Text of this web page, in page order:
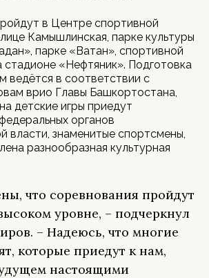
в Центре спортивной
Камышлинская, парке культуры
парке «Ватан», спортивной
«Нефтяник». Подготовка
ведётся в соответствии с
врио Главы Башкортостана,
детские игры приедут
органов
власти, знаменитые спортсмены,
разнообразная культурная
что соревнования пройдут
уровне, – подчеркнул
– Надеюсь, что многие
которые приедут к нам,
настоящими